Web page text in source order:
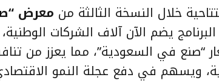
خلال النسخة الثالثة من معرض
“صنع في السعودية”، مما يعزز من
ويسهم في دفع عجلة النمو